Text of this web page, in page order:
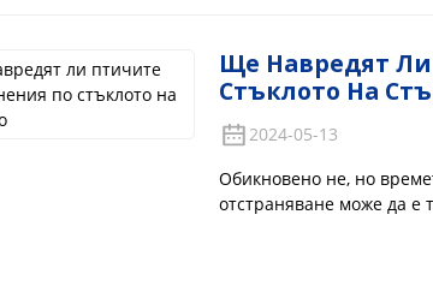
Ще Навредят
Стъклото На
2024-05-13
Обикновено не, но
отстраняване може да е
тази маркировка не
закопчайте
вода и да измиете